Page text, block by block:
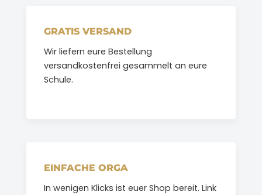
GRATIS VERSAND
Wir liefern eure Bestellung
versandkostenfrei gesammelt an eure
Schule.
EINFACHE ORGA
In wenigen Klicks ist euer Shop bereit. Link